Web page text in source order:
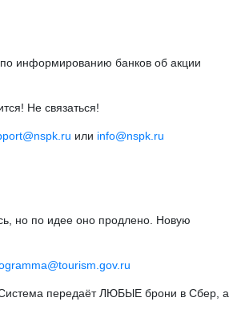
информированию банков об акции
Не связаться!
или info@nspk.ru
но по идее оно продлено. Новую
Система передаёт ЛЮБЫЕ брони в Сбер, а